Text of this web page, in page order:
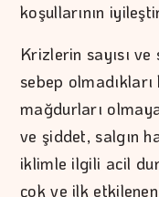
koşullarının
Krizlerin sayısı
sebep
mağdurları
ve şiddet, salgın
iklimle ilgili acil
çok ve ilk